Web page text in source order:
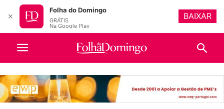
✕
Folha do Domingo
GRÁTIS
Na Google Play
BAIXAR